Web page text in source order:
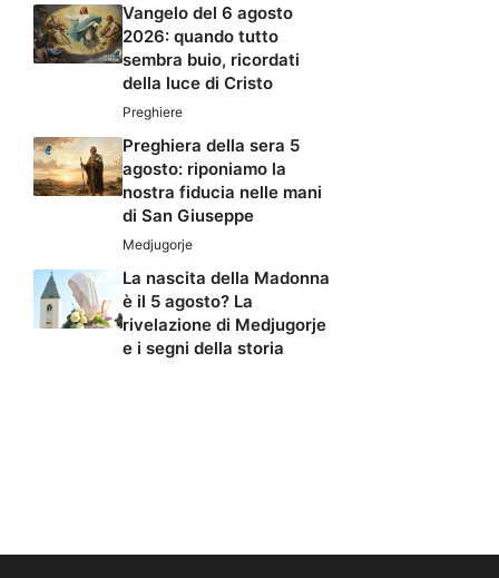
Vangelo del 6 agosto
2026: quando tutto
sembra buio, ricordati
della luce di Cristo
Preghiere
Preghiera della sera 5
agosto: riponiamo la
nostra fiducia nelle mani
di San Giuseppe
Medjugorje
La nascita della Madonna
è il 5 agosto? La
rivelazione di Medjugorje
e i segni della storia